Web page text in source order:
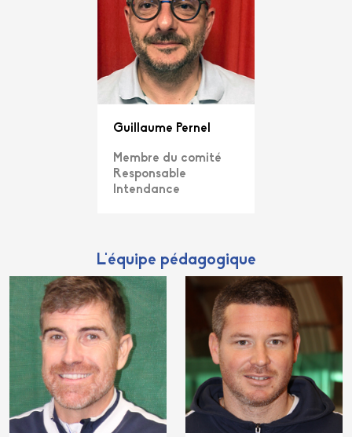
Guillaume Pernel
Membre du comité
Responsable
Intendance
L'équipe pédagogique